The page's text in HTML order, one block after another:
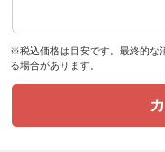
※税込価格は目安です。最終的な
る場合があります。